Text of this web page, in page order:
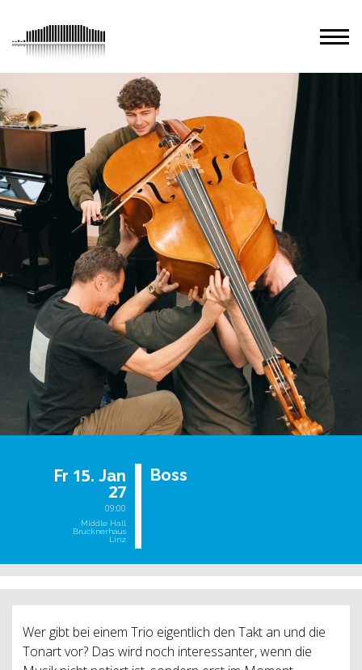
Fr 15. Jan
27
09:00
Middle Hall
Brucknerhaus
Linz
Boss
Wer gibt bei einem Trio eigentlich den Takt an und die
Tonart vor? Das wird noch interessanter, wenn die